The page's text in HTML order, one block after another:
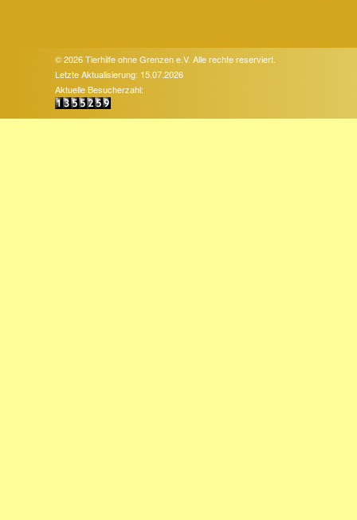
© 2026 Tierhilfe ohne Grenzen e.V. Alle rechte reserviert.
Letzte Aktualisierung: 15.07.2026
Aktuelle Besucherzahl: